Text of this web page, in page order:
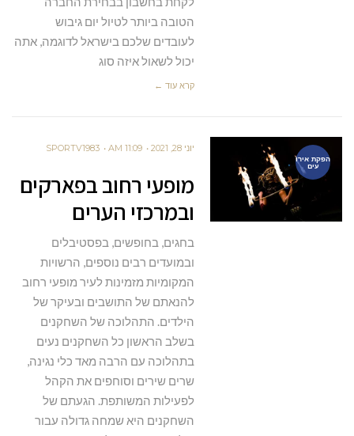
הטובה ביותר לטיול יום גיבוש
לעובדים שלכם בישראל לדוגמה, אתה
יכול לשאול איזה סוג
קרא עוד ←
הפקת אירו
עים
יוני 28, 2021 11:09 AM
SPORTV1983
מופעי רחוב בפארקים
ובמרכזי הערים
בחגים, בחופשים, בפסטיבלים
ובמועדים רבים נוספים, הרשויות
המקומיות מזמינות לעיר מופעי רחוב
להנאתם של התושבים ובעיקר של
הילדים. התהלוכה של השחקנים
בשלב הראשון כל השחקנים נעים
בתהלוכה עם הרבה מאד כלי נגינה,
שרים שירים וסוחפים את הקהל
לפעילות המשותפת. הגעתם של
השחקנים היא שמחה גדולה עבור